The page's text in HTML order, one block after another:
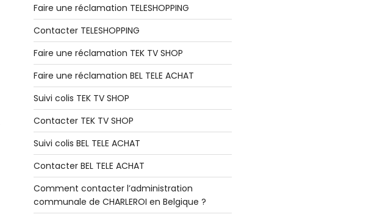
Faire une réclamation TELESHOPPING
Contacter TELESHOPPING
Faire une réclamation TEK TV SHOP
Faire une réclamation BEL TELE ACHAT
Suivi colis TEK TV SHOP
Contacter TEK TV SHOP
Suivi colis BEL TELE ACHAT
Contacter BEL TELE ACHAT
Comment contacter l’administration
communale de CHARLEROI en Belgique ?